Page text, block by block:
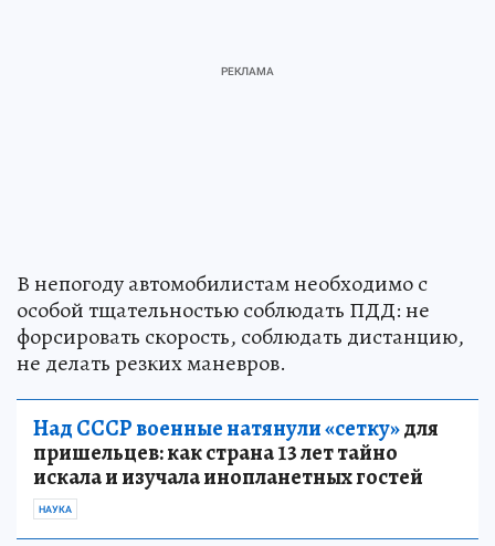
В непогоду автомобилистам необходимо с
особой тщательностью соблюдать ПДД: не
форсировать скорость, соблюдать дистанцию,
не делать резких маневров.
Над СССР военные натянули «сетку»для
пришельцев: как страна 13 лет тайно
искала и изучала инопланетных гостей
НАУКА